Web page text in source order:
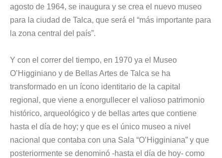
agosto de 1964, se inaugura y se crea el nuevo museo
para la ciudad de Talca, que será el “más importante para
la zona central del país”.
Y con el correr del tiempo, en 1970 ya el Museo
O’Higginiano y de Bellas Artes de Talca se ha
transformado en un ícono identitario de la capital
regional, que viene a enorgullecer el valioso patrimonio
histórico, arqueológico y de bellas artes que contiene
hasta el día de hoy; y que es el único museo a nivel
nacional que contaba con una Sala “O’Higginiana” y que
posteriormente se denominó -hasta el día de hoy- como